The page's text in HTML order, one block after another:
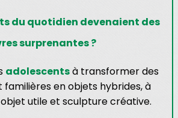
du quotidien devenaient des
surprenantes ?
adolescentsà transformer des
en objets hybrides, à
utile et sculpture créative.